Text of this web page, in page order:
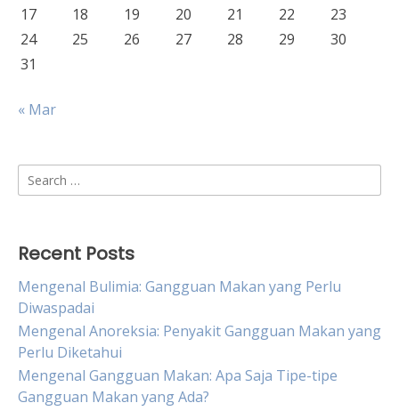
17
18 19 20 21 22
23
24
25 26 27 28 29
30
31
« Mar
Search
for:
Recent Posts
Mengenal Bulimia: Gangguan Makan yang Perlu
Diwaspadai
Mengenal Anoreksia: Penyakit Gangguan Makan yang
Perlu Diketahui
Mengenal Gangguan Makan: Apa Saja Tipe-tipe
Gangguan Makan yang Ada?